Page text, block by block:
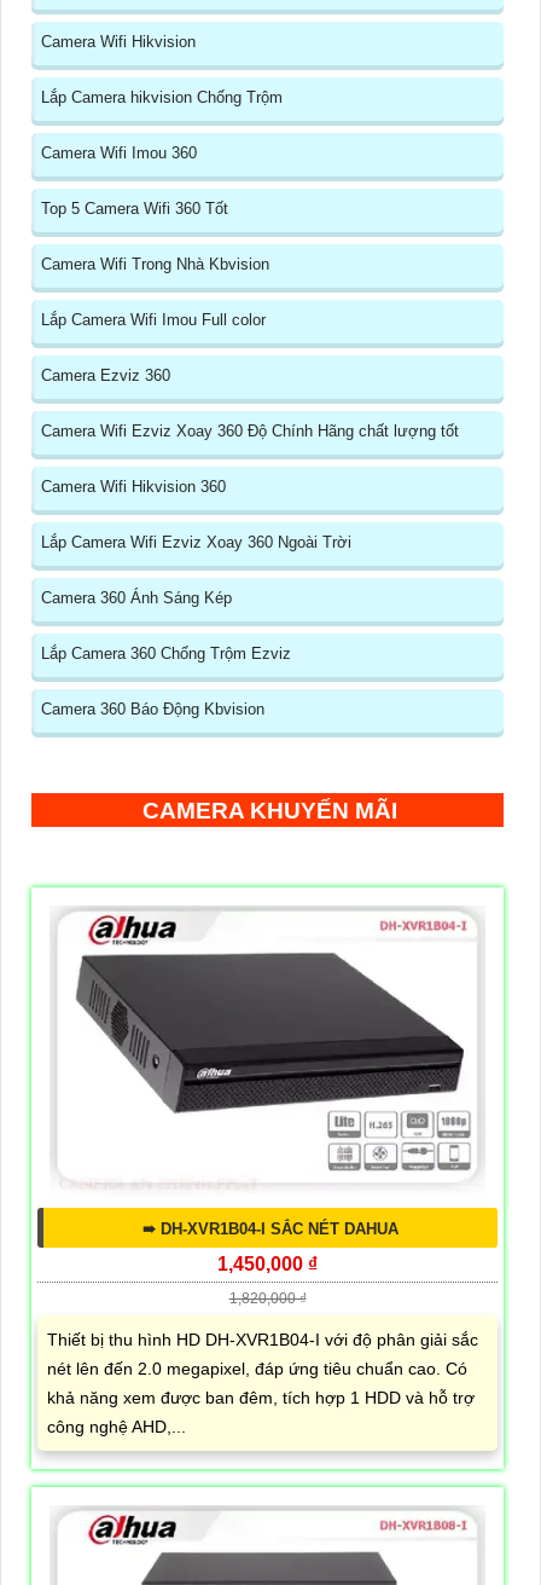
Camera Wifi Hikvision
Lắp Camera hikvision Chống Trộm
Camera Wifi Imou 360
Top 5 Camera Wifi 360 Tốt
Camera Wifi Trong Nhà Kbvision
Lắp Camera Wifi Imou Full color
Camera Ezviz 360
Camera Wifi Ezviz Xoay 360 Độ Chính Hãng chất lượng tốt
Camera Wifi Hikvision 360
Lắp Camera Wifi Ezviz Xoay 360 Ngoài Trời
Camera 360 Ánh Sáng Kép
Lắp Camera 360 Chống Trộm Ezviz
Camera 360 Báo Động Kbvision
CAMERA KHUYẾN MÃI
➠ DH-XVR1B04-I SẮC NÉT DAHUA
1,450,000 ₫
1,820,000 ₫
Thiết bị thu hình HD DH-XVR1B04-I với độ phân giải sắc
nét lên đến 2.0 megapixel, đáp ứng tiêu chuẩn cao. Có
khả năng xem được ban đêm, tích hợp 1 HDD và hỗ trợ
công nghệ AHD,...